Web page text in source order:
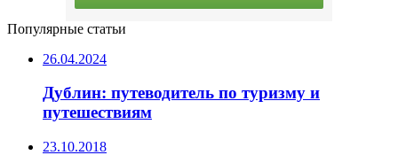
Популярные статьи
26.04.2024
Дублин: путеводитель по туризму и
путешествиям
23.10.2018